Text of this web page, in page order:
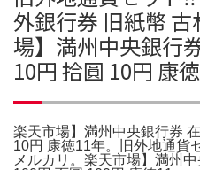
外銀行券 旧紙幣
場】満州中央銀行
10円 拾圓 10円 康
楽天市場】満州中央銀行券
10円 康徳11年。旧外地通貨
メルカリ。楽天市場】満州